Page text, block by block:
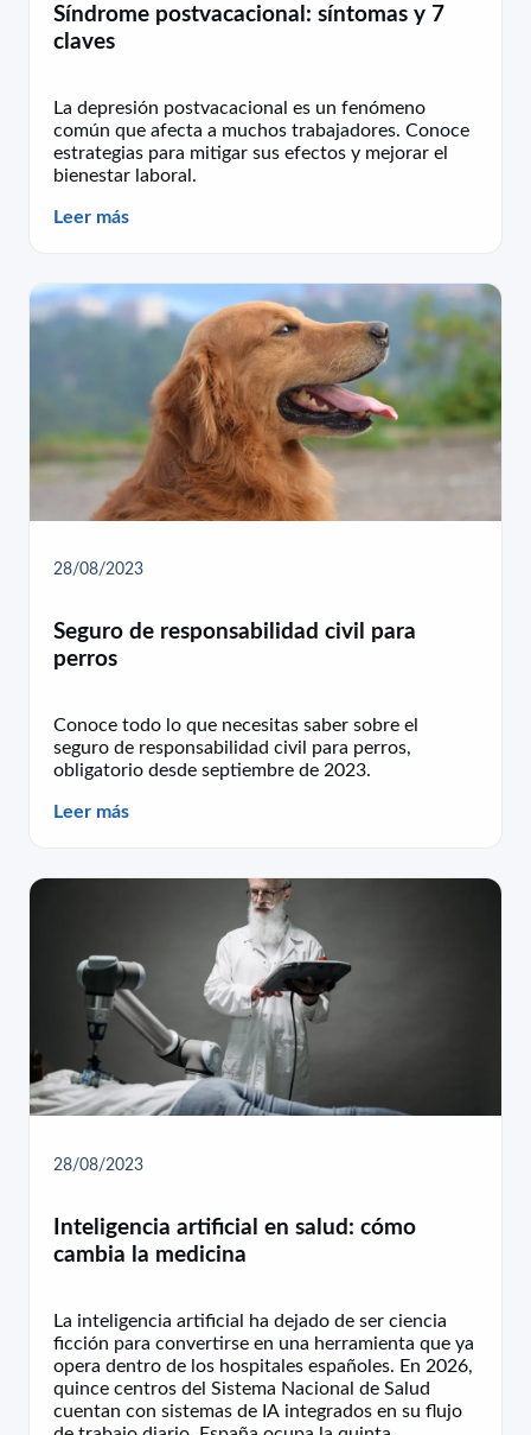
Síndrome postvacacional: síntomas y 7
claves
La depresión postvacacional es un fenómeno
común que afecta a muchos trabajadores. Conoce
estrategias para mitigar sus efectos y mejorar el
bienestar laboral.
Leer más
28/08/2023
Seguro de responsabilidad civil para
perros
Conoce todo lo que necesitas saber sobre el
seguro de responsabilidad civil para perros,
obligatorio desde septiembre de 2023.
Leer más
28/08/2023
Inteligencia artificial en salud: cómo
cambia la medicina
La inteligencia artificial ha dejado de ser ciencia
ficción para convertirse en una herramienta que ya
opera dentro de los hospitales españoles. En 2026,
quince centros del Sistema Nacional de Salud
cuentan con sistemas de IA integrados en su flujo